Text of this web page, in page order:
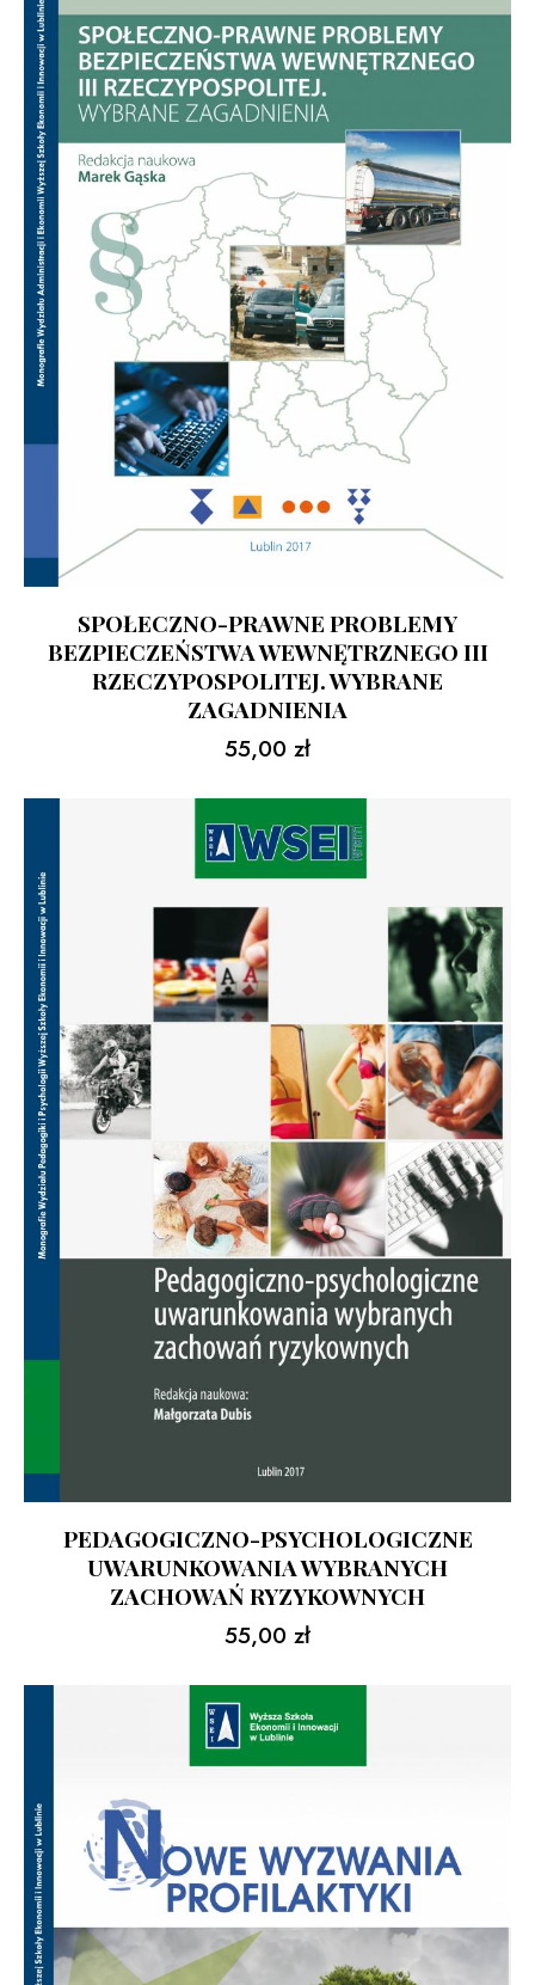
SPOŁECZNO-PRAWNE PROBLEMY
BEZPIECZEŃSTWA WEWNĘTRZNEGO III
RZECZYPOSPOLITEJ. WYBRANE
ZAGADNIENIA
55,00 zł
PEDAGOGICZNO-PSYCHOLOGICZNE
UWARUNKOWANIA WYBRANYCH
ZACHOWAŃ RYZYKOWNYCH
55,00 zł